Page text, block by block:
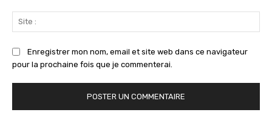
:
Enregistrer mon nom, email et site web dans ce navigateur
pour la prochaine fois que je commenterai.